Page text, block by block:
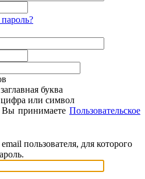
буква
или символ
принимаете Пользовательское
пользователя, для которого